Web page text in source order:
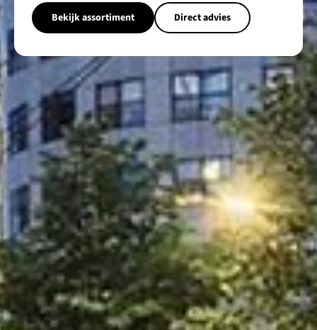
Bekijk assortiment Direct advies